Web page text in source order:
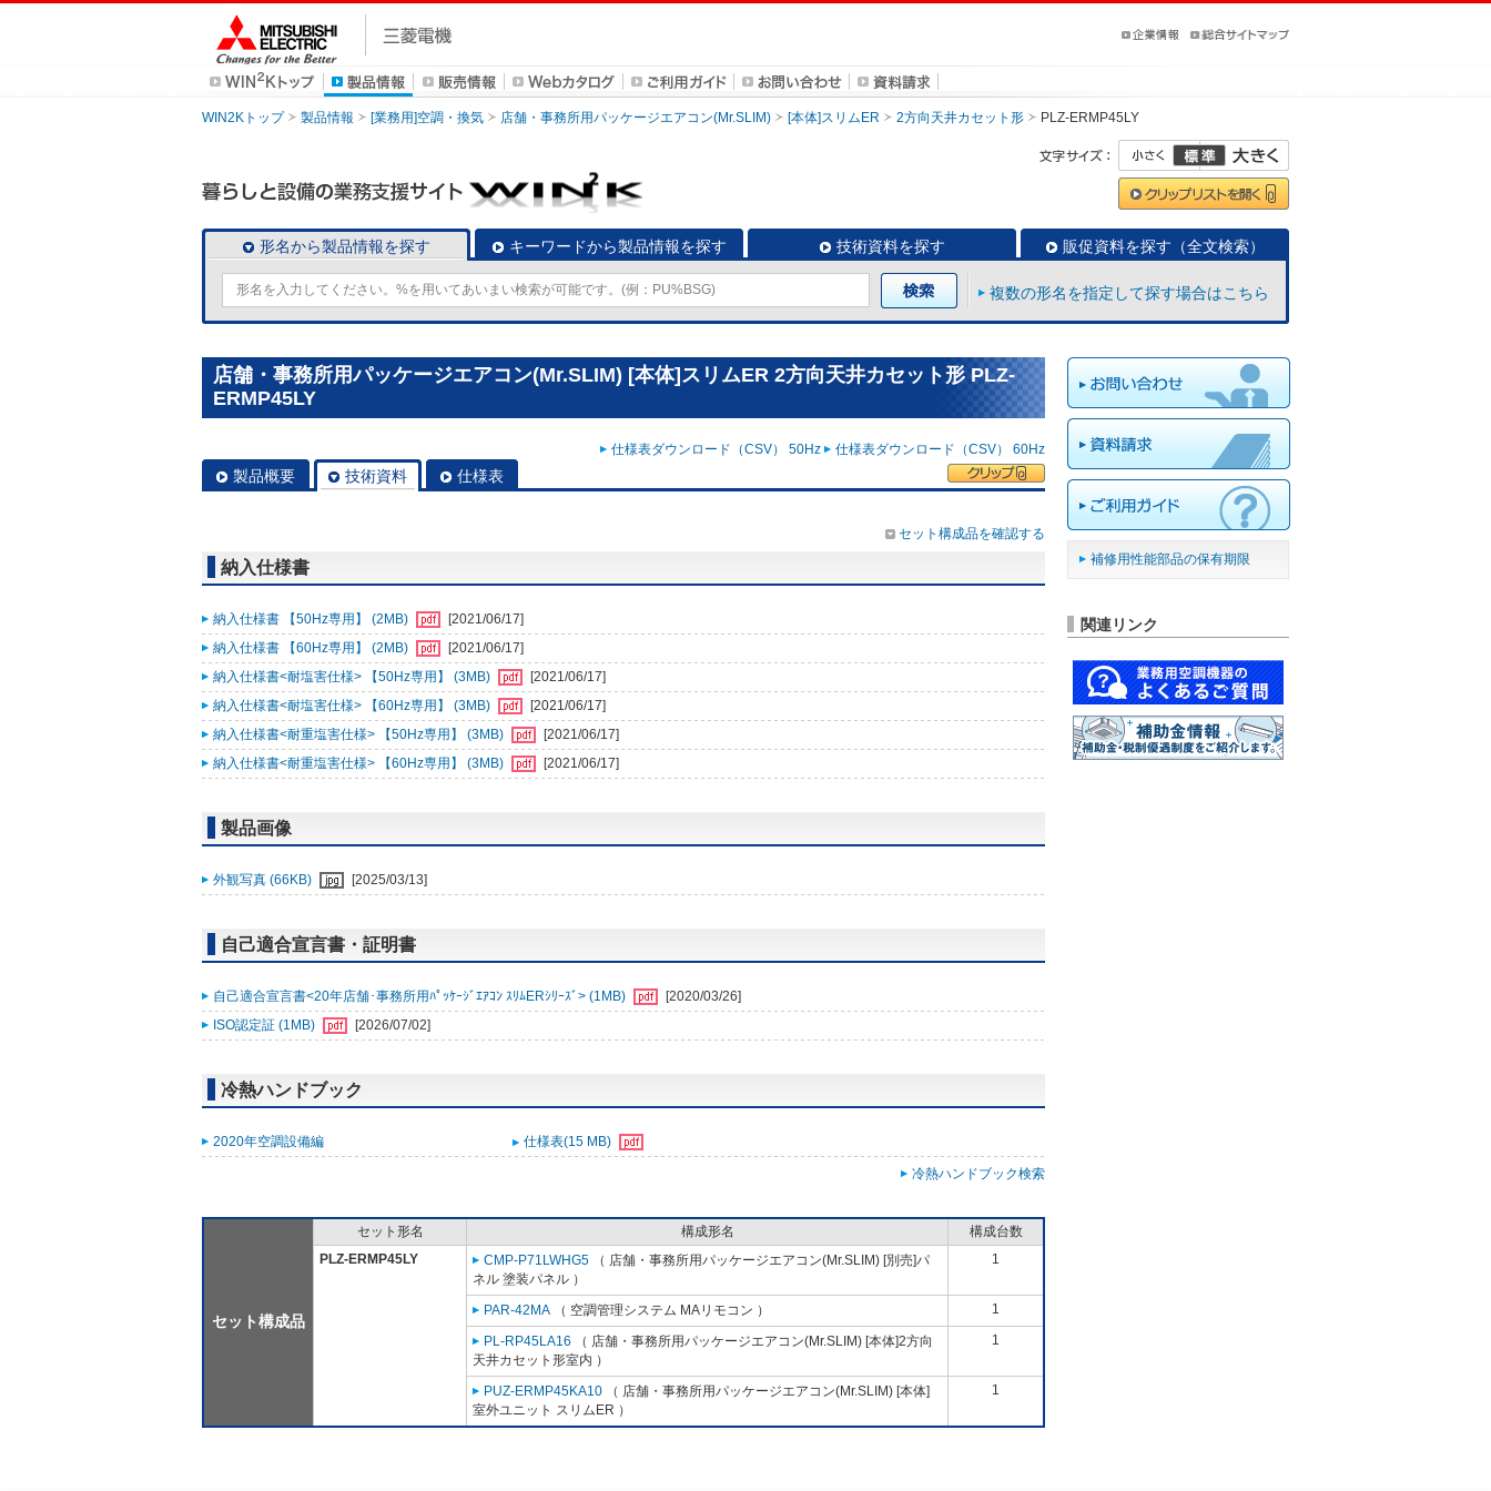
WIN2Kトップ 製品情報 [業務用]空調・換気 店舗・事務所用パッケージエアコン(Mr.SLIM) [本体]スリムER 2方向天井カセット形 PLZ-ERMP45LY
形名から製品情報を探す キーワードから製品情報を探す 技術資料を探す 販促資料を探す（全文検索）
複数の形名を指定して探す場合はこちら
店舗・事務所用パッケージエアコン(Mr.SLIM) [本体]スリムER 2方向天井カセット形 PLZ-
ERMP45LY
仕様表ダウンロード（CSV） 50Hz 仕様表ダウンロード（CSV） 60Hz
製品概要 技術資料 仕様表
セット構成品を確認する
納入仕様書
納入仕様書 【50Hz専用】 (2MB)
[2021/06/17]
納入仕様書 【60Hz専用】 (2MB)
[2021/06/17]
納入仕様書<耐塩害仕様> 【50Hz専用】 (3MB)
[2021/06/17]
納入仕様書<耐塩害仕様> 【60Hz専用】 (3MB)
[2021/06/17]
納入仕様書<耐重塩害仕様> 【50Hz専用】 (3MB)
[2021/06/17]
納入仕様書<耐重塩害仕様> 【60Hz専用】 (3MB)
[2021/06/17]
製品画像
外観写真 (66KB) [2025/03/13]
自己適合宣言書・証明書
自己適合宣言書<20年店舗･事務所用ﾊﾟｯｹｰｼﾞｴｱｺﾝ ｽﾘﾑERｼﾘｰｽﾞ> (1MB)
[2020/03/26]
ISO認定証 (1MB)
[2026/07/02]
冷熱ハンドブック
2020年空調設備編 仕様表(15 MB)
冷熱ハンドブック検索
セット構成品
セット形名 構成形名
構成台数
PLZ-ERMP45LY
CMP-P71LWHG5 （ 店舗・事務所用パッケージエアコン(Mr.SLIM) [別売]パ
ネル 塗装パネル ）
1
PAR-42MA （ 空調管理システム MAリモコン ） 1
PL-RP45LA16 （ 店舗・事務所用パッケージエアコン(Mr.SLIM) [本体]2方向
天井カセット形室内 ）
1
PUZ-ERMP45KA10 （ 店舗・事務所用パッケージエアコン(Mr.SLIM) [本体]
室外ユニット スリムER ）
1
補修用性能部品の保有期限
関連リンク